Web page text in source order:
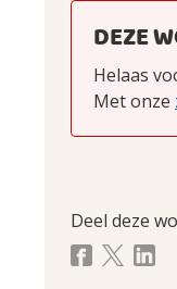
DEZE
Helaas
Met onze
Deel deze